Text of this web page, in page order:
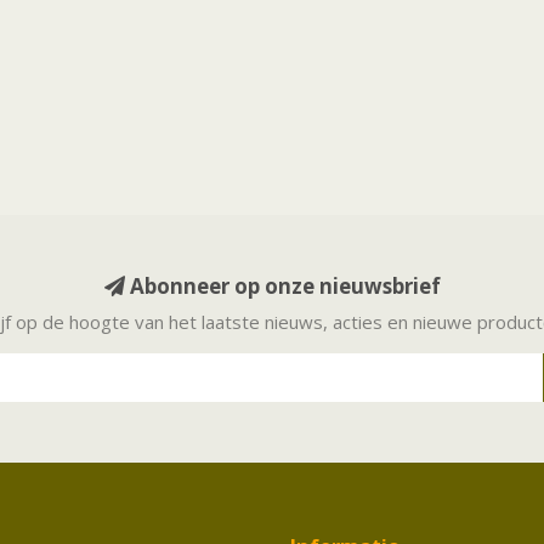
Abonneer op onze nieuwsbrief
op de hoogte van het laatste nieuws, acties en nieuwe